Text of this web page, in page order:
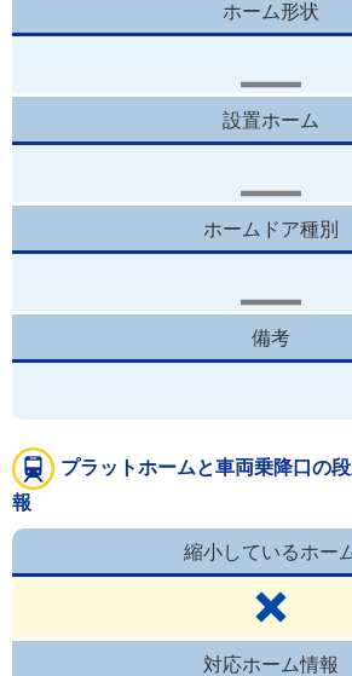
ホーム形状
設置ホーム
ホームドア種別
備考
プラットホームと車両乗降口の
報
縮小しているホー
対応ホーム情報